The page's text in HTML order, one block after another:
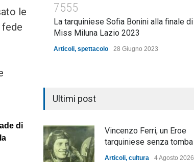
le
fede
di
7555
La tarquiniese Sofia Bonini alla finale di
Miss Miluna Lazio 2023
Articoli, spettacolo 28 Giugno 2023
Ultimi post
Vincenzo Ferri, un Eroe
tarquiniese senza tomba
Articoli, cultura 4 Agosto 2026